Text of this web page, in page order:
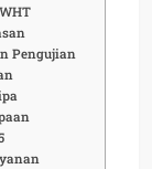
Pengujian